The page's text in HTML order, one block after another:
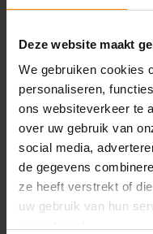
Deze website maakt
We gebruiken cookies
personaliseren,
ons websiteverkeer te
over uw gebruik van
social media,
de gegevens
ze heeft verstrekt of
uw gebruik van hun
1.100 mm
Lengte:
4.800 mm
Liggerlengte:
2.700 mm
Aantal niveaus:
3
Kleur staanders: